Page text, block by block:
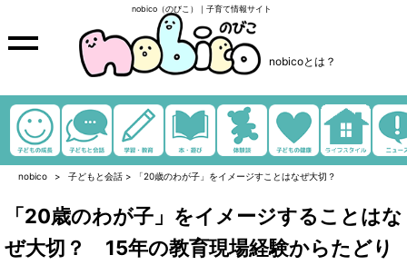
nobico（のびこ）｜子育て情報サイト
nobicoとは？
nobico 子どもと会話 > 「20歳のわが子」をイメージすことはなぜ大切？
「20歳のわが子」をイメージすることはな
ぜ大切？ 15年の教育現場経験からたどり